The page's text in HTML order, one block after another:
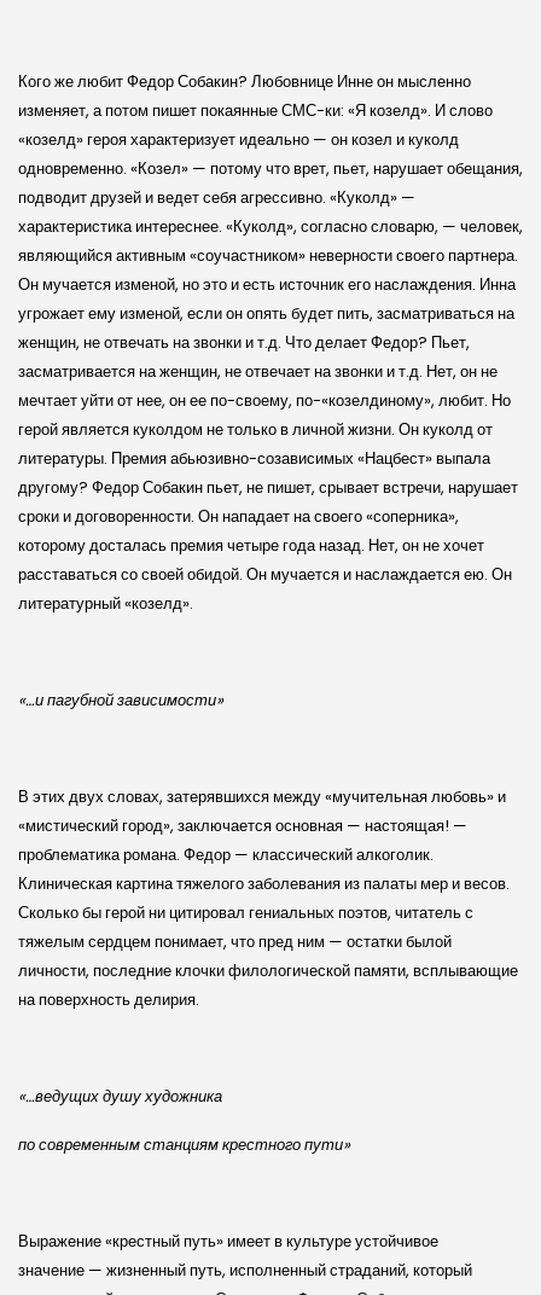
Кого же любит Федор Собакин? Любовнице Инне он мысленно
изменяет, а потом пишет покаянные СМС-ки: «Я козелд». И слово
«козелд» героя характеризует идеально — он козел и куколд
одновременно. «Козел» — потому что врет, пьет, нарушает обещания,
подводит друзей и ведет себя агрессивно. «Куколд» —
характеристика интереснее. «Куколд», согласно словарю, — человек,
являющийся активным «соучастником» неверности своего партнера.
Он мучается изменой, но это и есть источник его наслаждения. Инна
угрожает ему изменой, если он опять будет пить, засматриваться на
женщин, не отвечать на звонки и т.д. Что делает Федор? Пьет,
засматривается на женщин, не отвечает на звонки и т.д. Нет, он не
мечтает уйти от нее, он ее по-своему, по-«козелдиному», любит. Но
герой является куколдом не только в личной жизни. Он куколд от
литературы. Премия абьюзивно-созависимых «Нацбест» выпала
другому? Федор Собакин пьет, не пишет, срывает встречи, нарушает
сроки и договоренности. Он нападает на своего «соперника»,
которому досталась премия четыре года назад. Нет, он не хочет
расставаться со своей обидой. Он мучается и наслаждается ею. Он
литературный «козелд».
«…и пагубной зависимости»
В этих двух словах, затерявшихся между «мучительная любовь» и
«мистический город», заключается основная — настоящая! —
проблематика романа. Федор — классический алкоголик.
Клиническая картина тяжелого заболевания из палаты мер и весов.
Сколько бы герой ни цитировал гениальных поэтов, читатель с
тяжелым сердцем понимает, что пред ним — остатки былой
личности, последние клочки филологической памяти, всплывающие
на поверхность делирия.
«…ведущих душу художника
по современным станциям крестного пути»
Выражение «крестный путь» имеет в культуре устойчивое
значение — жизненный путь, исполненный страданий, который